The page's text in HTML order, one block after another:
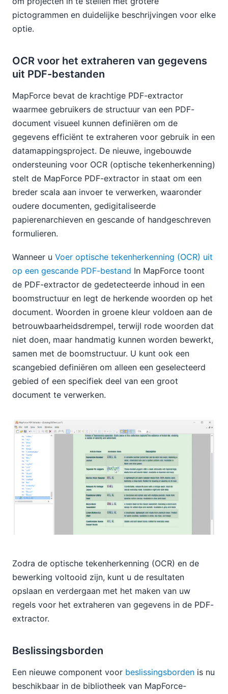
pictogrammen en duidelijke beschrijvingen voor elke
optie.
OCR voor het extraheren van gegevens
uit PDF-bestanden
MapForce bevat de krachtige PDF-extractor
waarmee gebruikers de structuur van een PDF-
document visueel kunnen definiëren om de
gegevens efficiënt te extraheren voor gebruik in een
datamappingsproject. De nieuwe, ingebouwde
ondersteuning voor OCR (optische tekenherkenning)
stelt de MapForce PDF-extractor in staat om een
breder scala aan invoer te verwerken, waaronder
oudere documenten, gedigitaliseerde
papierenarchieven en gescande of handgeschreven
formulieren.
Wanneer u Voer optische tekenherkenning (OCR) uit
op een gescande PDF-bestand In MapForce toont
de PDF-extractor de gedetecteerde inhoud in een
boomstructuur en legt de herkende woorden op het
document. Woorden in groene kleur voldoen aan de
betrouwbaarheidsdrempel, terwijl rode woorden dat
niet doen, maar handmatig kunnen worden bewerkt,
samen met de boomstructuur. U kunt ook een
scangebied definiëren om alleen een geselecteerd
gebied of een specifiek deel van een groot
document te verwerken.
Zodra de optische tekenherkenning (OCR) en de
bewerking voltooid zijn, kunt u de resultaten
opslaan en verdergaan met het maken van uw
regels voor het extraheren van gegevens in de PDF-
extractor.
Beslissingsborden
Een nieuwe component voor beslissingsborden is nu
beschikbaar in de bibliotheek van MapForce-